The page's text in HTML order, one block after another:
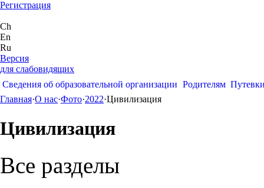
Регистрация
Ch
En
Ru
Версия
для слабовидящих
Сведения об образовательной организации Родителям
Главная·О нас·Фото·2022·Цивилизация
Цивилизация
Все разделы